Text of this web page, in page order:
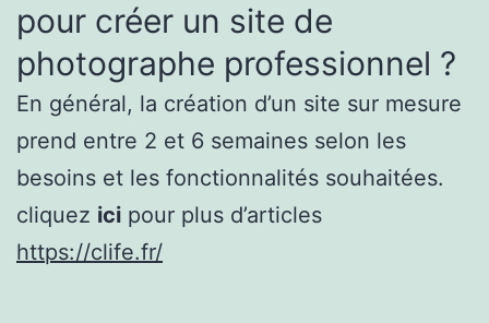
pour créer un site de
photographe professionnel ?
En général, la création d’un site sur mesure
prend entre 2 et 6 semaines selon les
besoins et les fonctionnalités souhaitées.
cliquez ici pour plus d’articles
https://clife.fr/